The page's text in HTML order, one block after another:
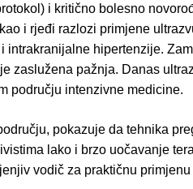
i kritično bolesno
i rjeđi razlozi primjene
intrakranijalne hipertenzije.
zaslužena pažnja. Danas
području intenzivne medicine.
pokazuje da tehnika
lako i brzo uočavanje
vodič za praktičnu primjenu